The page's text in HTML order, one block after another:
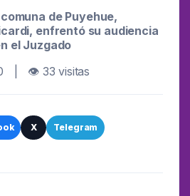
de Puyehue,
enfrentó su audiencia
el Juzgado
| 👁 33 visitas
X Telegram